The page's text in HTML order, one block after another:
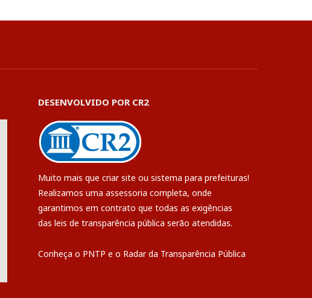
DESENVOLVIDO POR CR2
Muito mais que criar site ou sistema para prefeituras!
Realizamos uma assessoria completa, onde
garantimos em contrato que todas as exigências
das leis de transparência pública serão atendidas.
Conheça o PNTP e o Radar da Transparência Pública